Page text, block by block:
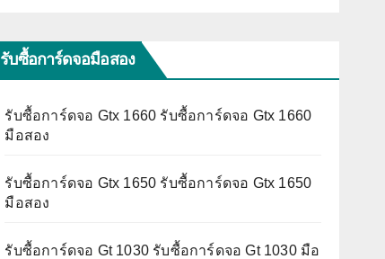
รับซื้อการ์ดจอมือสอง
รับซื้อการ์ดจอ Gtx 1660 รับซื้อการ์ดจอ Gtx 1660
มือสอง
รับซื้อการ์ดจอ Gtx 1650 รับซื้อการ์ดจอ Gtx 1650
มือสอง
รับซื้อการ์ดจอ Gt 1030 รับซื้อการ์ดจอ Gt 1030 มือ